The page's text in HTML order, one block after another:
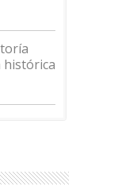
histórica